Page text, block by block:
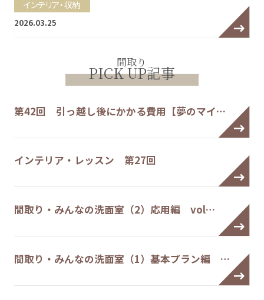
インテリア・収納
2026.03.25
間取り
PICK UP記事
第42回 引っ越し後にかかる費用【夢のマイ…
インテリア・レッスン 第27回
間取り・みんなの洗面室（2）応用編 vol…
間取り・みんなの洗面室（1）基本プラン編 …